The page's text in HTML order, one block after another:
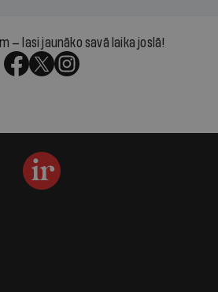
— lasi jaunāko savā laika joslā!